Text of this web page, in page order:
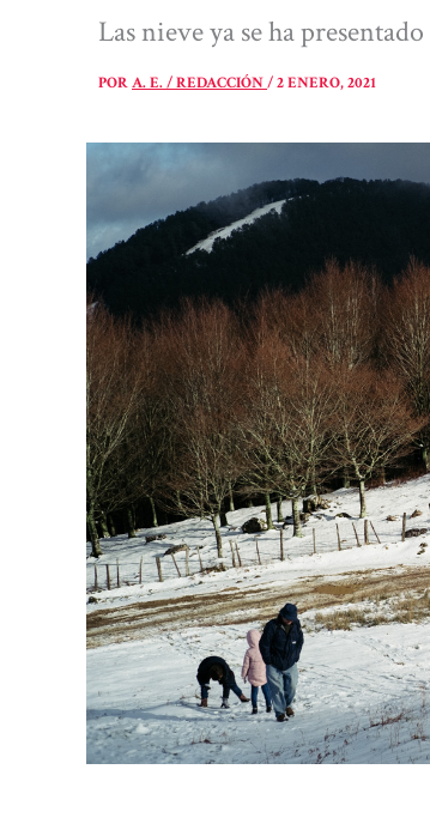
Las nieve ya se ha
PORA. E. / REDACCIÓN/2 ENERO, 2021